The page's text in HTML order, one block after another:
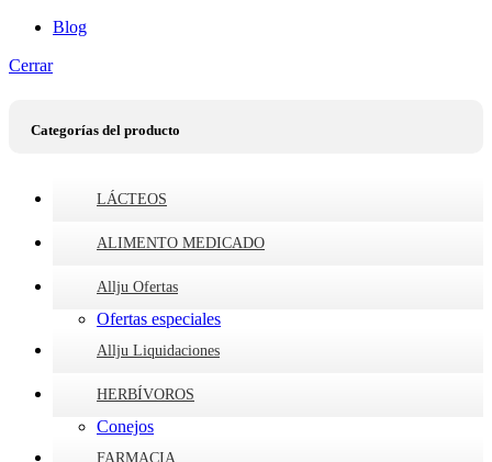
Blog
Cerrar
Categorías del producto
LÁCTEOS
ALIMENTO MEDICADO
Allju Ofertas
Ofertas especiales
Allju Liquidaciones
HERBÍVOROS
Conejos
FARMACIA